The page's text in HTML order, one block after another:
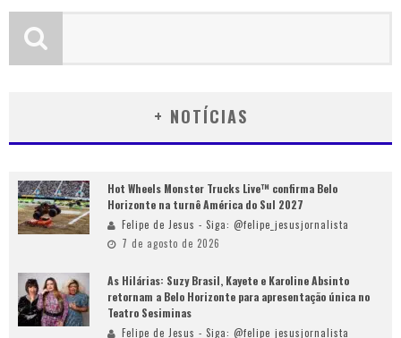
+ NOTÍCIAS
Hot Wheels Monster Trucks Live™ confirma Belo
Horizonte na turnê América do Sul 2027
Felipe de Jesus - Siga: @felipe_jesusjornalista
7 de agosto de 2026
As Hilárias: Suzy Brasil, Kayete e Karoline Absinto
retornam a Belo Horizonte para apresentação única no
Teatro Sesiminas
Felipe de Jesus - Siga: @felipe_jesusjornalista